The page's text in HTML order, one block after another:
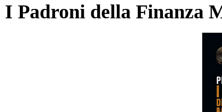
I Padroni della Finanza